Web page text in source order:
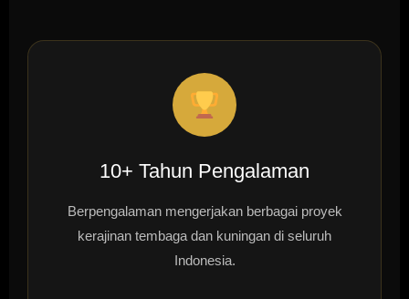
10+ Tahun Pengalaman
Berpengalaman mengerjakan berbagai proyek
kerajinan tembaga dan kuningan di seluruh
Indonesia.